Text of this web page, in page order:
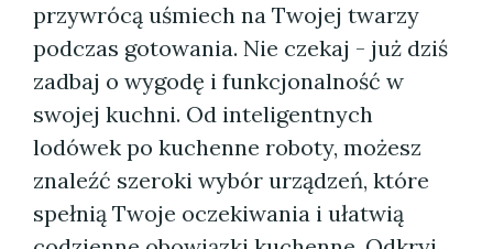
przywrócą uśmiech na Twojej twarzy
podczas gotowania. Nie czekaj - już dziś
zadbaj o wygodę i funkcjonalność w
swojej kuchni. Od inteligentnych
lodówek po kuchenne roboty, możesz
znaleźć szeroki wybór urządzeń, które
spełnią Twoje oczekiwania i ułatwią